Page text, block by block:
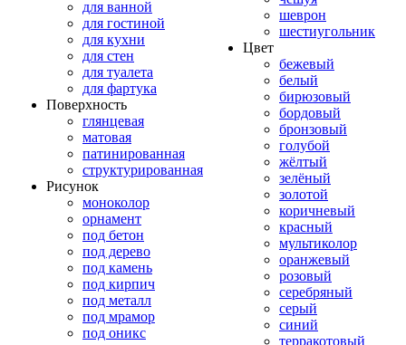
для ванной
для гостиной
для кухни
для стен
для туалета
для фартука
Поверхность
глянцевая
матовая
патинированная
структурированная
Рисунок
моноколор
орнамент
под бетон
под дерево
под камень
под кирпич
под металл
под мрамор
под оникс
шеврон
шестиугольник
Цвет
бежевый
белый
бирюзовый
бордовый
бронзовый
голубой
жёлтый
зелёный
золотой
коричневый
красный
мультиколор
оранжевый
розовый
серебряный
серый
синий
терракотовый